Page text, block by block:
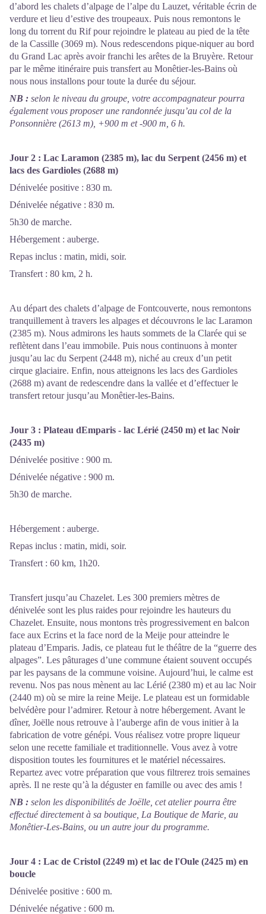
d’abord les chalets d’alpage de l’alpe du Lauzet, véritable écrin de
verdure et lieu d’estive des troupeaux. Puis nous remontons le
long du torrent du Rif pour rejoindre le plateau au pied de la tête
de la Cassille (3069 m). Nous redescendons pique-niquer au bord
du Grand Lac après avoir franchi les arêtes de la Bruyère. Retour
par le même itinéraire puis transfert au Monêtier-les-Bains où
nous nous installons pour toute la durée du séjour.
NB : selon le niveau du groupe, votre accompagnateur pourra
également vous proposer une randonnée jusqu’au col de la
Ponsonnière (2613 m), +900 m et -900 m, 6 h.
Jour 2 : Lac Laramon (2385 m), lac du Serpent (2456 m) et
lacs des Gardioles (2688 m)
Dénivelée positive : 830 m.
Dénivelée négative : 830 m.
5h30 de marche.
Hébergement : auberge.
Repas inclus : matin, midi, soir.
Transfert : 80 km, 2 h.
Au départ des chalets d’alpage de Fontcouverte, nous remontons
tranquillement à travers les alpages et découvrons le lac Laramon
(2385 m). Nous admirons les hauts sommets de la Clarée qui se
reflètent dans l’eau immobile. Puis nous continuons à monter
jusqu’au lac du Serpent (2448 m), niché au creux d’un petit
cirque glaciaire. Enfin, nous atteignons les lacs des Gardioles
(2688 m) avant de redescendre dans la vallée et d’effectuer le
transfert retour jusqu’au Monêtier-les-Bains.
Jour 3 : Plateau dEmparis - lac Lérié (2450 m) et lac Noir
(2435 m)
Dénivelée positive : 900 m.
Dénivelée négative : 900 m.
5h30 de marche.
Hébergement : auberge.
Repas inclus : matin, midi, soir.
Transfert : 60 km, 1h20.
Transfert jusqu’au Chazelet. Les 300 premiers mètres de
dénivelée sont les plus raides pour rejoindre les hauteurs du
Chazelet. Ensuite, nous montons très progressivement en balcon
face aux Ecrins et la face nord de la Meije pour atteindre le
plateau d’Emparis. Jadis, ce plateau fut le théâtre de la “guerre des
alpages”. Les pâturages d’une commune étaient souvent occupés
par les paysans de la commune voisine. Aujourd’hui, le calme est
revenu. Nos pas nous mènent au lac Lérié (2380 m) et au lac Noir
(2440 m) où se mire la reine Meije. Le plateau est un formidable
belvédère pour l’admirer. Retour à notre hébergement. Avant le
dîner, Joëlle nous retrouve à l’auberge afin de vous initier à la
fabrication de votre génépi. Vous réalisez votre propre liqueur
selon une recette familiale et traditionnelle. Vous avez à votre
disposition toutes les fournitures et le matériel nécessaires.
Repartez avec votre préparation que vous filtrerez trois semaines
après. Il ne reste qu’à la déguster en famille ou avec des amis !
NB : selon les disponibilités de Joëlle, cet atelier pourra être
effectué directement à sa boutique, La Boutique de Marie, au
Monêtier-Les-Bains, ou un autre jour du programme.
Jour 4 : Lac de Cristol (2249 m) et lac de l'Oule (2425 m) en
boucle
Dénivelée positive : 600 m.
Dénivelée négative : 600 m.